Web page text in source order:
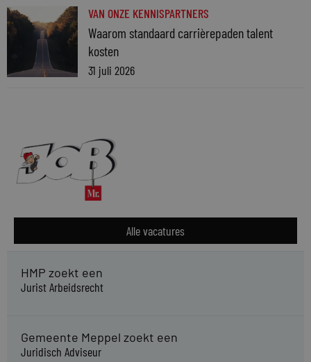
VAN ONZE KENNISPARTNERS
Waarom standaard carrièrepaden talent
kosten
31 juli 2026
Alle vacatures
HMP zoekt een
Jurist Arbeidsrecht
Gemeente Meppel zoekt een
Juridisch Adviseur